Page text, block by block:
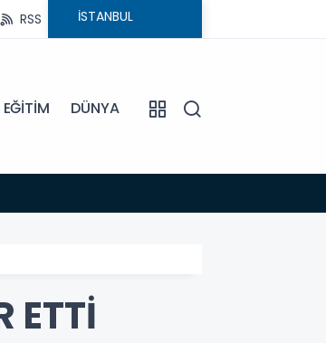
RSS
EĞİTİM DÜNYA
ETTİ